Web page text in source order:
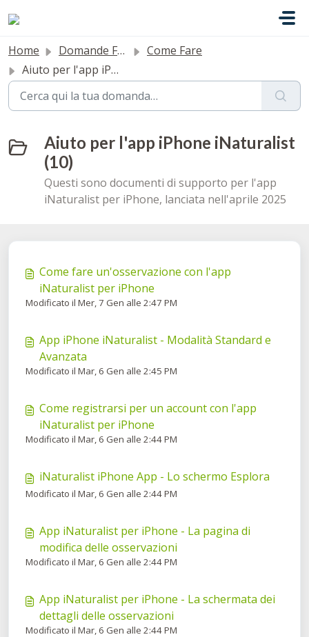
Home Domande Frequenti (FAQ)
Come Fare
Aiuto per l'app iPhone iNaturalist
Aiuto per l'app iPhone iNaturalist
(10)
Questi sono documenti di supporto per l'app
iNaturalist per iPhone, lanciata nell'aprile 2025
Come fare un'osservazione con l'app
iNaturalist per iPhone
Modificato il Mer, 7 Gen alle 2:47 PM
App iPhone iNaturalist - Modalità Standard e
Avanzata
Modificato il Mar, 6 Gen alle 2:45 PM
Come registrarsi per un account con l'app
iNaturalist per iPhone
Modificato il Mar, 6 Gen alle 2:44 PM
iNaturalist iPhone App - Lo schermo Esplora
Modificato il Mar, 6 Gen alle 2:44 PM
App iNaturalist per iPhone - La pagina di
modifica delle osservazioni
Modificato il Mar, 6 Gen alle 2:44 PM
App iNaturalist per iPhone - La schermata dei
dettagli delle osservazioni
Modificato il Mar, 6 Gen alle 2:44 PM